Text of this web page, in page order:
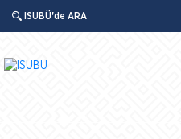
ISUBÜ'de ARA